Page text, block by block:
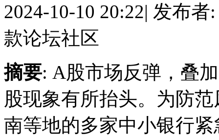
2024-10-10 20:22| 发布者
款论坛社区
摘要: A股市场反弹，叠
股现象有所抬头。为防
南等地的多家中小银行